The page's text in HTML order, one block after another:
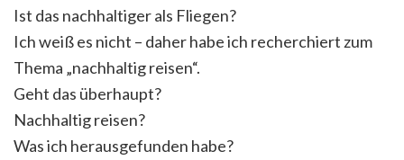
Ist das nachhaltiger als Fliegen?
Ich weiß es nicht – daher habe ich recherchiert zum
Thema „nachhaltig reisen“.
Geht das überhaupt?
Nachhaltig reisen?
Was ich herausgefunden habe?